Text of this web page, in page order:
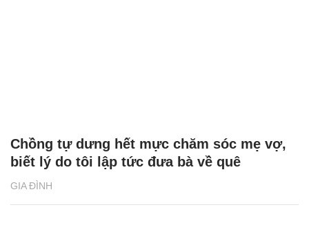
GIA ĐÌNH
Chồng tự dưng hết mực chăm sóc mẹ vợ,
biết lý do tôi lập tức đưa bà về quê